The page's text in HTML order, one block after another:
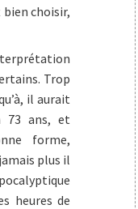
choisir,
Trop
il aurait
73 ans, et
forme,
plus il
heures de